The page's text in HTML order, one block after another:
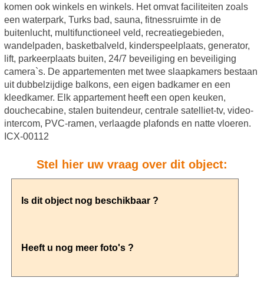
komen ook winkels en winkels. Het omvat faciliteiten zoals
een waterpark, Turks bad, sauna, fitnessruimte in de
buitenlucht, multifunctioneel veld, recreatiegebieden,
wandelpaden, basketbalveld, kinderspeelplaats, generator,
lift, parkeerplaats buiten, 24/7 beveiliging en beveiliging
camera`s. De appartementen met twee slaapkamers bestaan
uit dubbelzijdige balkons, een eigen badkamer en een
kleedkamer. Elk appartement heeft een open keuken,
douchecabine, stalen buitendeur, centrale satelliet-tv, video-
intercom, PVC-ramen, verlaagde plafonds en natte vloeren.
ICX-00112
Stel hier uw vraag over dit object: